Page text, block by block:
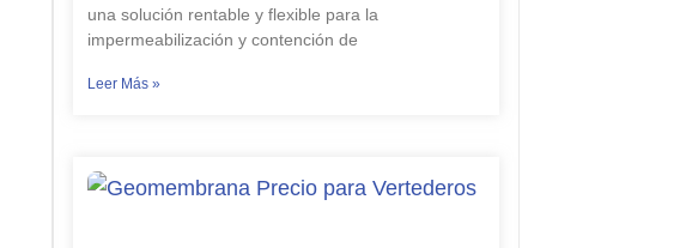
una solución rentable y flexible para la
impermeabilización y contención de
Leer Más »